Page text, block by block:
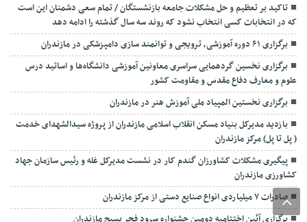
تاکید بر تعظیم و حل مشکلات جامعه بازنشستگان / تمام سعی دشمنان این است
که در انتخابات کسی انتخاب نشود که روند سه سال گذشته را ادامه دهد
برگزاری ۶۱ دوره آموزشی، ترویجی و توانمند سازی دامپزشکی در مازندران
برگزاری نخسین گردهمایی سراسری معاونین آموزشی دانشگاه‌ها و اساتید درس
علوم و معارف دفاع مقدس و مقاومت کشور
برگزاری نخستین المپیاد ملی آموزش هنر در مازندران
بازدید مدیرکل بنیاد مسکن انقلاب اسلامی مازندران از پروژه سیدالشهدای خدمت
( پل تا پل) مرکز مازندران
پیگیری مشکلات کشاورزان گندم کار در نشست مدیرکل غله و رئیس سازمان جهاد
کشاورزی مازندران
صادرات ۷ میلیاردی انواع صنایع دستی از مرکز مازندران